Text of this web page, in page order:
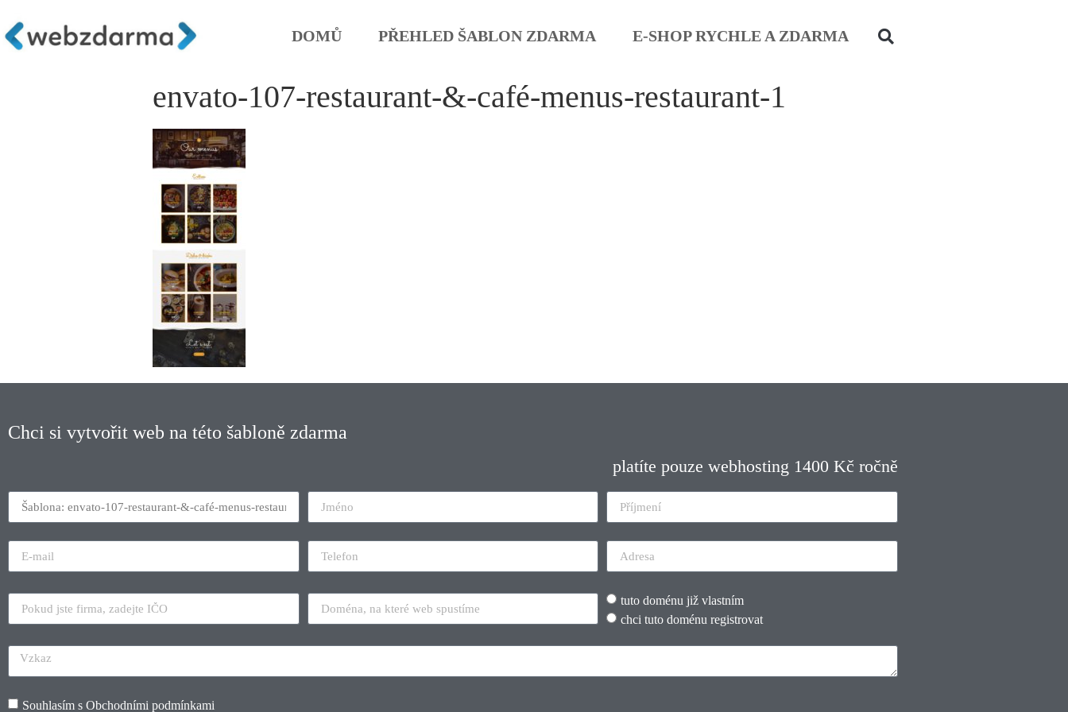
DOMŮ PŘEHLED ŠABLON ZDARMA E-SHOP RYCHLE A ZDARMA
envato-107-restaurant-&-café-menus-restaurant-1
Chci si vytvořit web na této šabloně zdarma
platíte pouze webhosting 1400 Kč ročně
tuto doménu již vlastním
chci tuto doménu registrovat
Souhlasím s Obchodními podmínkami